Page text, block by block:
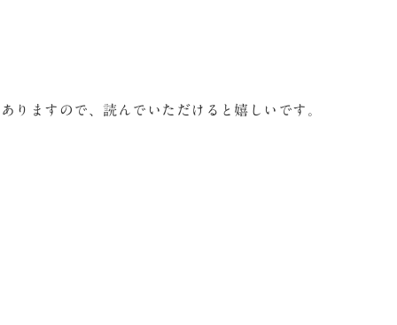
りますので、読んでいただけると嬉しいです。